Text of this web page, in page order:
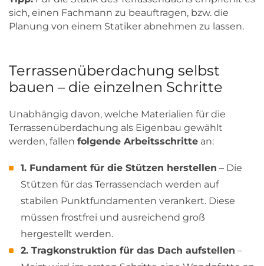
sich, einen Fachmann zu beauftragen, bzw. die
Planung von einem Statiker abnehmen zu lassen.
Terrassenüberdachung selbst
bauen – die einzelnen Schritte
Unabhängig davon, welche Materialien für die
Terrassenüberdachung als Eigenbau gewählt
werden, fallen folgende Arbeitsschritte an:
1. Fundament für die Stützen herstellen – Die
Stützen für das Terrassendach werden auf
stabilen Punktfundamenten verankert. Diese
müssen frostfrei und ausreichend groß
hergestellt werden.
2. Tragkonstruktion für das Dach aufstellen –